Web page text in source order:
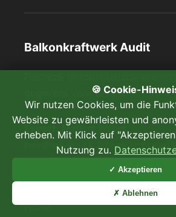
Balkonkraftwerk Audit
gegevens voor België.
Expert: Markus Weber
Energieadviseur & TÜV-gecertificeerd
Home
🍪 Cookie-
Wir nutzen Cookies, um die
Website zu gewährleisten und
erheben. Mit Klick auf
Nutzung zu.
✓ Akzeptieren
✗ Ablehnen